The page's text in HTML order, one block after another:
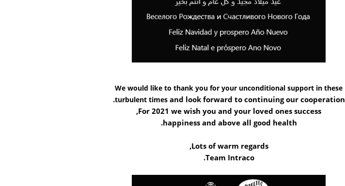
We would like to thank you for your unconditional support in these
turbulent times and look forward to continuing our cooperation.
For 2021 we wish you and your loved ones success,
happiness and above all good health.
Lots of warm regards,
Team Intraco.